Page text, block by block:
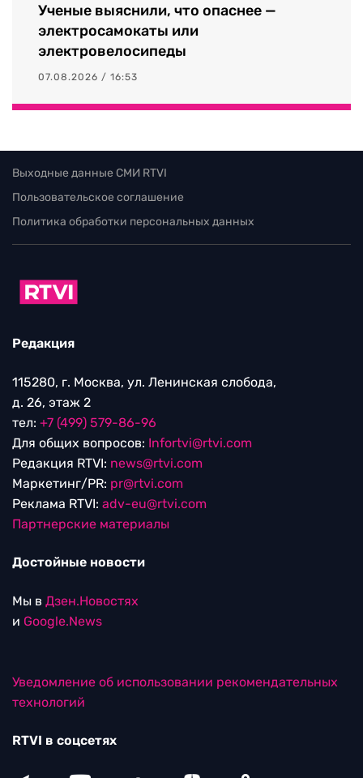
Ученые выяснили, что опаснее —
электросамокаты или
электровелосипеды
07.08.2026 / 16:53
Выходные данные СМИ RTVI
Пользовательское соглашение
Политика обработки персональных данных
Редакция
115280, г. Москва, ул. Ленинская слобода,
д. 26, этаж 2
тел: +7 (499) 579-86-96
Для общих вопросов: Infortvi@rtvi.com
Редакция RTVI: news@rtvi.com
Маркетинг/PR: pr@rtvi.com
Реклама RTVI: adv-eu@rtvi.com
Партнерские материалы
Достойные новости
Мы в Дзен.Новостях
и Google.News
Уведомление об использовании рекомендательных
технологий
RTVI в соцсетях